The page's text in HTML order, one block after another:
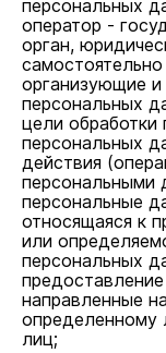
персональных
оператор -
орган,
организующие
персональных
цели обработки
персональных
действия
персональными
персональные
относящаяся к
или
персональных
направленные
определенному
лиц;